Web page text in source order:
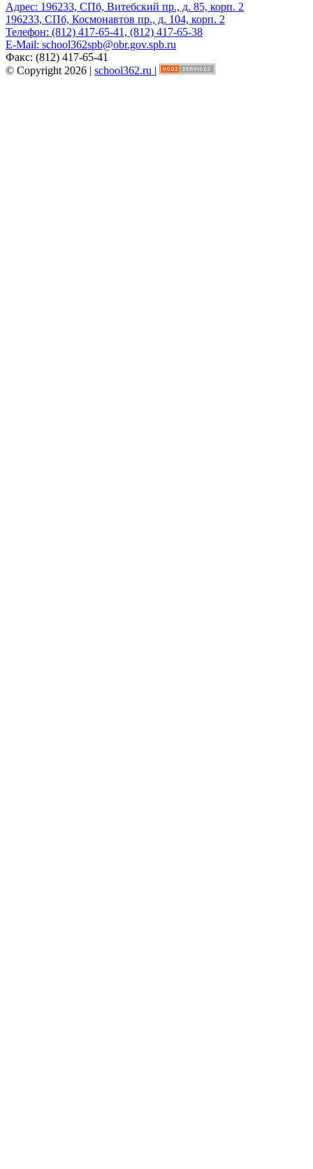
Адрес: 196233, СПб, Витебский пр., д. 85, корп. 2
196233, СПб, Космонавтов пр., д. 104, корп. 2
Телефон: (812) 417-65-41, (812) 417-65-38
E-Mail: school362spb@obr.gov.spb.ru
Факс: (812) 417-65-41
© Copyright 2026 | school362.ru |